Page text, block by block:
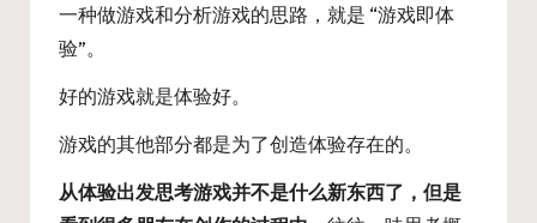
一种做游戏和分析游戏的思路，就是 “游戏即体
验”。
好的游戏就是体验好。
游戏的其他部分都是为了创造体验存在的。
从体验出发思考游戏并不是什么新东西了，但是